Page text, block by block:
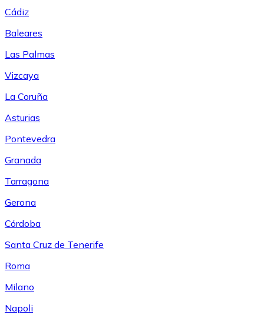
Cádiz
Baleares
Las Palmas
Vizcaya
La Coruña
Asturias
Pontevedra
Granada
Tarragona
Gerona
Córdoba
Santa Cruz de Tenerife
Roma
Milano
Napoli